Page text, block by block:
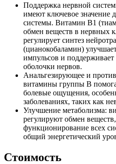
Поддержка нервной
имеют ключевое значение
системы. Витамин В1
обмен веществ в нервных
регулирует синтез
(цианокобаламин)
импульсов и
оболочки нервов.
Анальгезирующее и
витамины группы В
болевые ощущения,
заболеваниях, таких как
Улучшение метаболизма:
регулируют обмен
функционирование всех
общий энергетический
Стоимость